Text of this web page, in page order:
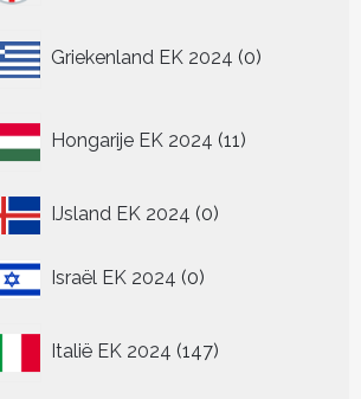
Griekenland EK 2024 0
producten
Hongarije EK 2024 11
producten
IJsland EK 2024 00
Israël EK 2024 00
Italië EK 2024 147
producten